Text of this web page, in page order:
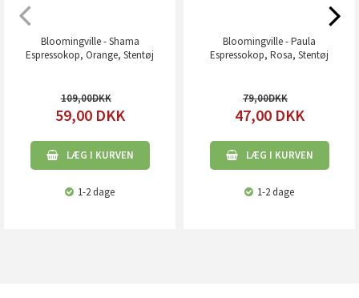
Bloomingville - Shama
Espressokop, Orange, Stentøj
109,00
59,00 DKK
LÆG I KURVEN
1-2 dage
Bloomingville - Paula
Espressokop, Rosa, Stentøj
79,00
47,00 DKK
LÆG I KURVEN
1-2 dage